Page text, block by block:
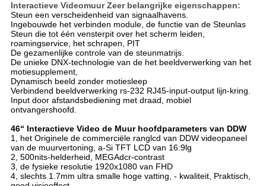
Interactieve Videomuur Zeer belangrijke eigenschappen:
Steun een verscheidenheid van signaalhavens.
Ingebouwde het verbinden module, de functie van de Steunlas
Steun die tot één vensterpit over het scherm leiden,
roamingservice, het schrapen, PIT
De gezamenlijke controle van de steunmatrijs.
De unieke DNX-technologie van de het beeldverwerking van het
motiesupplement,
Dynamisch beeld zonder motiesleep
Verbindend beeldverwerking rs-232 RJ45-input-output lijn-kring.
Input door afstandsbediening met draad, mobiel
ontvangershoofd.
46“ Interactieve Video de Muur hoofdparameters van DDW
1, het Originele de commerciële ranglcd van DDW videopaneel
van de muurvertoning, a-Si TFT LCD van 16:9lg
2, 500nits-helderheid, MEGAdcr-contrast
3, de fysieke resolutie 1920x1080 van FHD
4, slechts 1.7mm ultra smalle hoge vatting, - kwaliteit, Praktisch,